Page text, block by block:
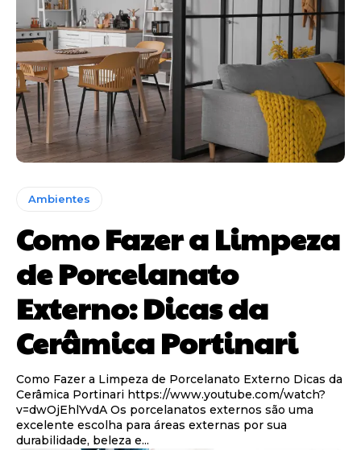
Ambientes
Como Fazer a Limpeza
de Porcelanato
Externo: Dicas da
Cerâmica Portinari
Como Fazer a Limpeza de Porcelanato Externo Dicas da
Cerâmica Portinari https://www.youtube.com/watch?
v=dwOjEhlYvdA Os porcelanatos externos são uma
excelente escolha para áreas externas por sua
durabilidade, beleza e...